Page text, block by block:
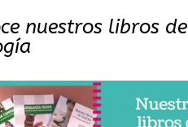
nuestros libros de